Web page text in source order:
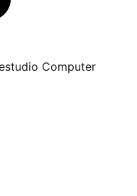
Computer